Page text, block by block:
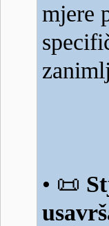
mjere
• 📜